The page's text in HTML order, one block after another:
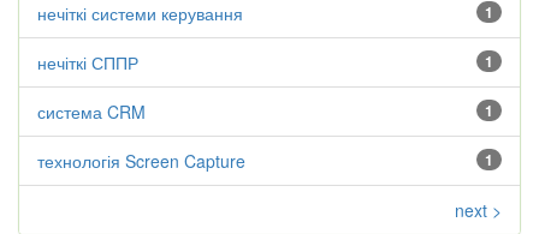
1
нечіткі системи керування
1
нечіткі СППР
1
система CRM
1
технологія Screen Capture
next >